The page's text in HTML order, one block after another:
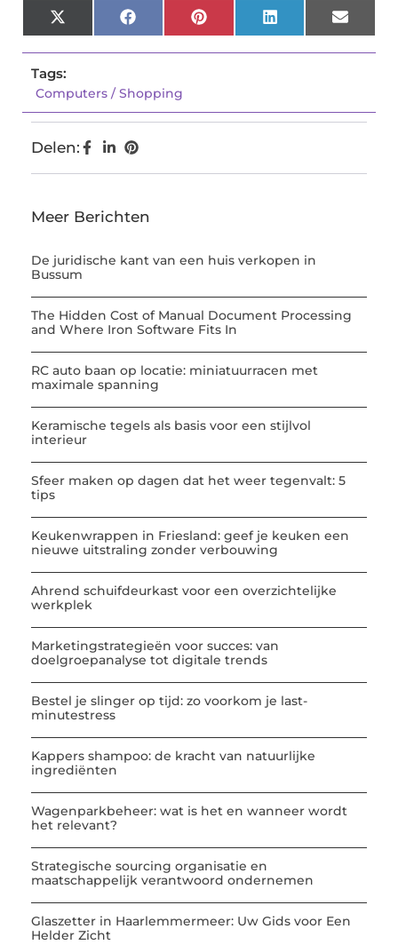
X
(Twitter)
FacebookPinterestLinkedInEmail
Tags:
Computers / Shopping
Delen:
Meer Berichten
De juridische kant van een huis verkopen in
Bussum
The Hidden Cost of Manual Document Processing
and Where Iron Software Fits In
RC auto baan op locatie: miniatuurracen met
maximale spanning
Keramische tegels als basis voor een stijlvol
interieur
Sfeer maken op dagen dat het weer tegenvalt: 5
tips
Keukenwrappen in Friesland: geef je keuken een
nieuwe uitstraling zonder verbouwing
Ahrend schuifdeurkast voor een overzichtelijke
werkplek
Marketingstrategieën voor succes: van
doelgroepanalyse tot digitale trends
Bestel je slinger op tijd: zo voorkom je last-
minutestress
Kappers shampoo: de kracht van natuurlijke
ingrediënten
Wagenparkbeheer: wat is het en wanneer wordt
het relevant?
Strategische sourcing organisatie en
maatschappelijk verantwoord ondernemen
Glaszetter in Haarlemmermeer: Uw Gids voor Een
Helder Zicht